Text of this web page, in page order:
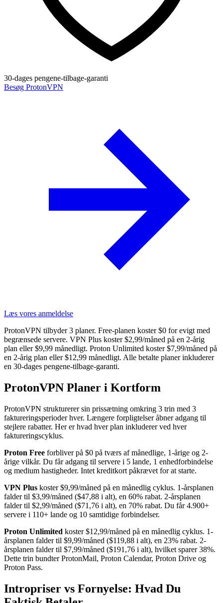
30-dages pengene-tilbage-garanti
Besøg ProtonVPN
Læs vores anmeldelse
ProtonVPN tilbyder 3 planer. Free-planen koster $0 for evigt med
begrænsede servere. VPN Plus koster $2,99/måned på en 2-årig
plan eller $9,99 månedligt. Proton Unlimited koster $7,99/måned på
en 2-årig plan eller $12,99 månedligt. Alle betalte planer inkluderer
en 30-dages pengene-tilbage-garanti.
ProtonVPN Planer i Kortform
ProtonVPN strukturerer sin prissætning omkring 3 trin med 3
faktureringsperioder hver. Længere forpligtelser åbner adgang til
stejlere rabatter. Her er hvad hver plan inkluderer ved hver
faktureringscyklus.
Proton Free forbliver på $0 på tværs af månedlige, 1-årige og 2-
årige vilkår. Du får adgang til servere i 5 lande, 1 enhedforbindelse
og medium hastigheder. Intet kreditkort påkrævet for at starte.
VPN Plus koster $9,99/måned på en månedlig cyklus. 1-årsplanen
falder til $3,99/måned ($47,88 i alt), en 60% rabat. 2-årsplanen
falder til $2,99/måned ($71,76 i alt), en 70% rabat. Du får 4.900+
servere i 110+ lande og 10 samtidige forbindelser.
Proton Unlimited koster $12,99/måned på en månedlig cyklus. 1-
årsplanen falder til $9,99/måned ($119,88 i alt), en 23% rabat. 2-
årsplanen falder til $7,99/måned ($191,76 i alt), hvilket sparer 38%.
Dette trin bundter ProtonMail, Proton Calendar, Proton Drive og
Proton Pass.
Intropriser vs Fornyelse: Hvad Du